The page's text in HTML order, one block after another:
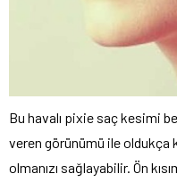
Bu havalı pixie saç kesimi
veren görünümü ile
olmanızı sağlayabilir. Ön